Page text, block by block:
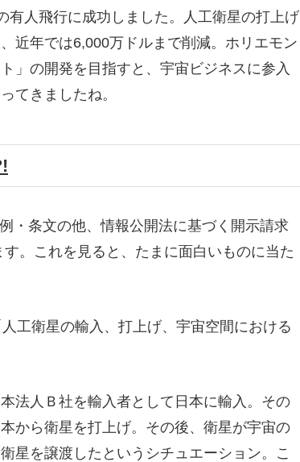
有人飛行に成功しました。人工衛星の打上げ
近年では6,000万ドルまで削減。ホリエモン
」の開発を目指すと、宇宙ビジネスに参入
てきましたね。
・条文の他、情報公開法に基づく開示請求
。これを見ると、たまに面白いものに当た
工衛星の輸入、打上げ、宇宙空間における
法人Ｂ社を輸入者として日本に輸入。その
から衛星を打上げ。その後、衛星が宇宙の
星を譲渡したというシチュエーション。こ